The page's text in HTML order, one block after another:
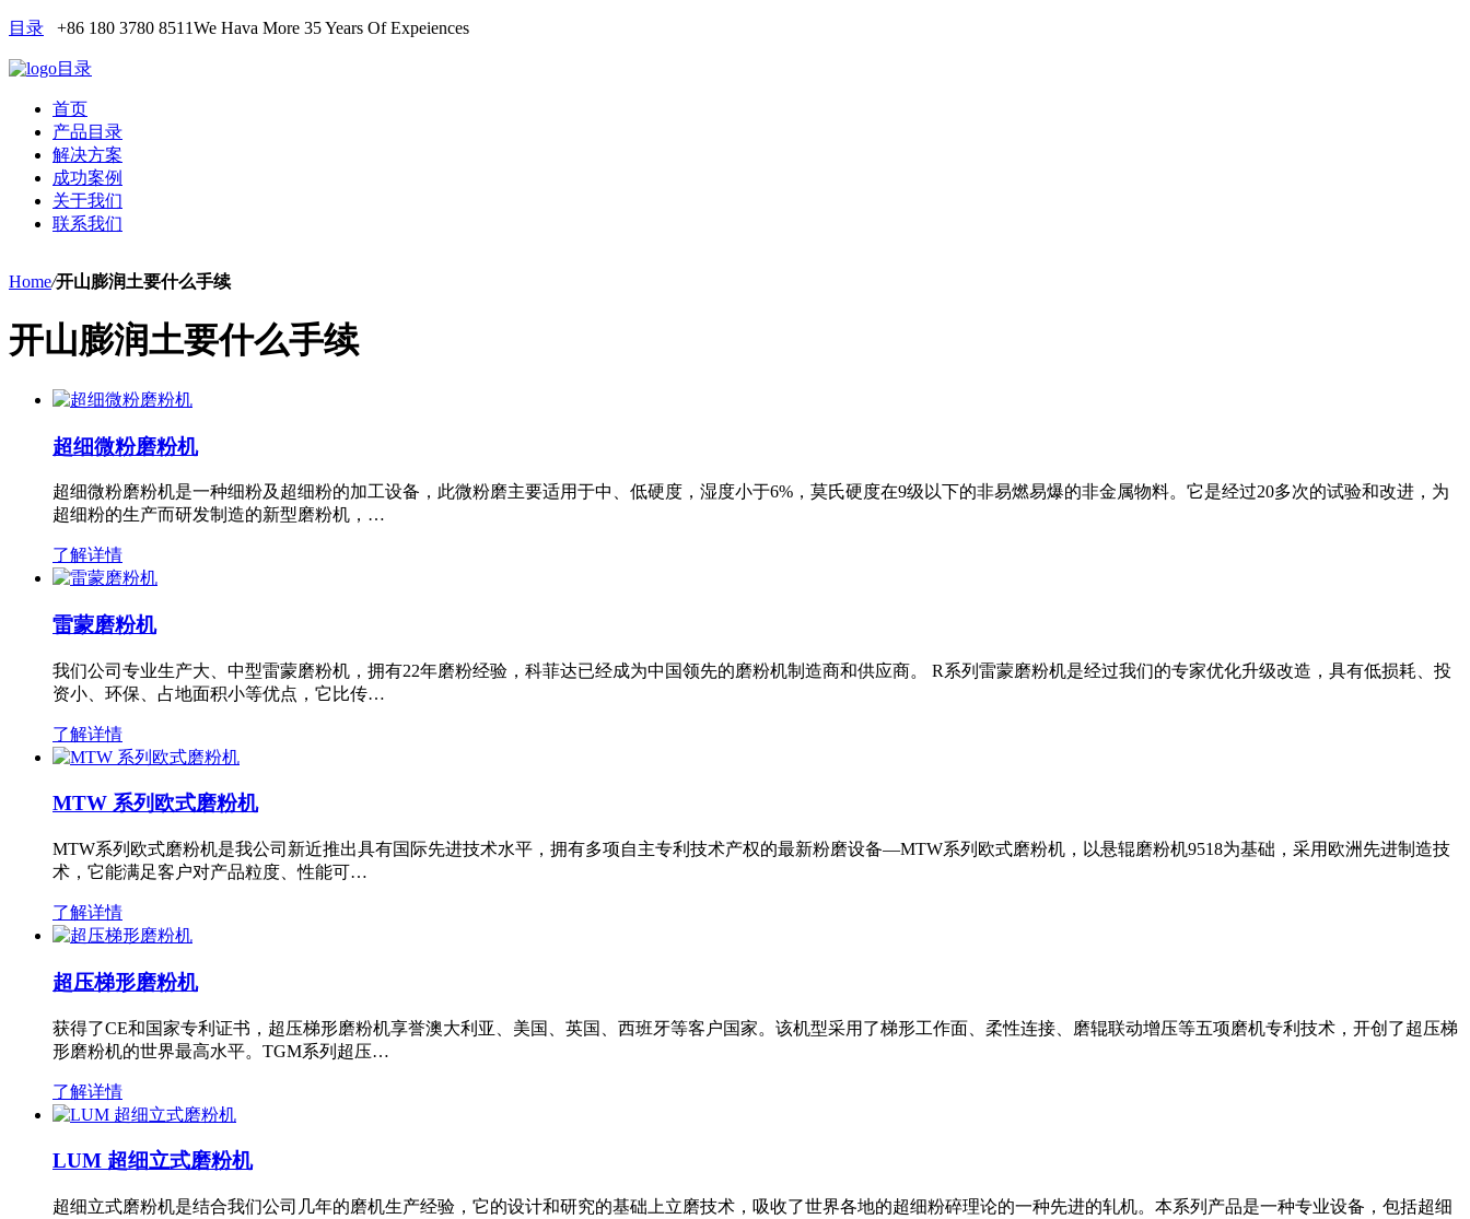
目录 +86 180 3780 8511We Hava More 35 Years Of Expeiences
目录
首页
产品目录
解决方案
成功案例
关于我们
联系我们
Home/开山膨润土要什么手续
开山膨润土要什么手续
超细微粉磨粉机
超细微粉磨粉机是一种细粉及超细粉的加工设备，此微粉磨主要适用于中、低硬度，湿度小于6%，莫氏硬度在9级以下的非易燃易爆的非金属物料。它是经过20多次的试验和改进，为
超细粉的生产而研发制造的新型磨粉机，…
了解详情
雷蒙磨粉机
我们公司专业生产大、中型雷蒙磨粉机，拥有22年磨粉经验，科菲达已经成为中国领先的磨粉机制造商和供应商。 R系列雷蒙磨粉机是经过我们的专家优化升级改造，具有低损耗、投
资小、环保、占地面积小等优点，它比传…
了解详情
MTW 系列欧式磨粉机
MTW系列欧式磨粉机是我公司新近推出具有国际先进技术水平，拥有多项自主专利技术产权的最新粉磨设备—MTW系列欧式磨粉机，以悬辊磨粉机9518为基础，采用欧洲先进制造技
术，它能满足客户对产品粒度、性能可…
了解详情
超压梯形磨粉机
获得了CE和国家专利证书，超压梯形磨粉机享誉澳大利亚、美国、英国、西班牙等客户国家。该机型采用了梯形工作面、柔性连接、磨辊联动增压等五项磨机专利技术，开创了超压梯
形磨粉机的世界最高水平。TGM系列超压…
了解详情
LUM 超细立式磨粉机
超细立式磨粉机是结合我们公司几年的磨机生产经验，它的设计和研究的基础上立磨技术，吸收了世界各地的超细粉碎理论的一种先进的轧机。本系列产品是一种专业设备，包括超细